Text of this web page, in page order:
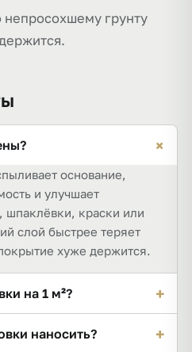
непросохшему грунту
+
основание,
и улучшает
шпаклёвки, краски или
слой быстрее теряет
хуже держится.
на 1 м²? +
2 слоя это примерно 6 л.
наносить? +